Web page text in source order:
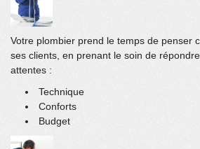
Votre plombier prend le temps de penser
ses clients, en prenant le soin de
attentes :
Technique
Conforts
Budget